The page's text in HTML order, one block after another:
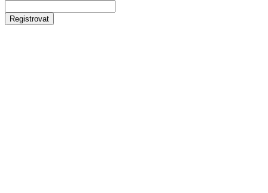
Registrovat